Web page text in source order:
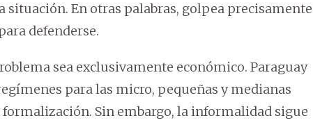
situación. En otras palabras, golpea precisamente
defenderse.
sea exclusivamente económico. Paraguay
para las micro, pequeñas y medianas
Sin embargo, la informalidad sigue